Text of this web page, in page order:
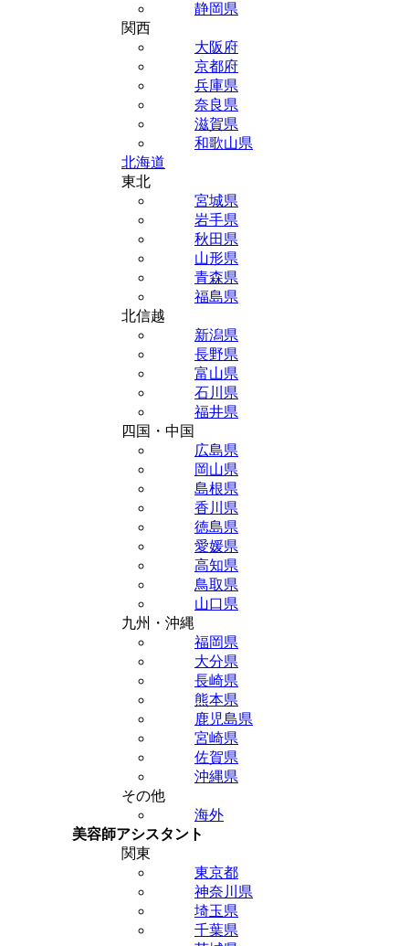
静岡県
関西
大阪府
京都府
兵庫県
奈良県
滋賀県
和歌山県
北海道
東北
宮城県
岩手県
秋田県
山形県
青森県
福島県
北信越
新潟県
長野県
富山県
石川県
福井県
四国・中国
広島県
岡山県
島根県
香川県
徳島県
愛媛県
高知県
鳥取県
山口県
九州・沖縄
福岡県
大分県
長崎県
熊本県
鹿児島県
宮崎県
佐賀県
沖縄県
その他
海外
美容師アシスタント
関東
東京都
神奈川県
埼玉県
千葉県